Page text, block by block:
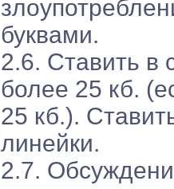
буквами.
2.6. Ставить в
более 25 кб.
25 кб.).
линейки.
2.7.